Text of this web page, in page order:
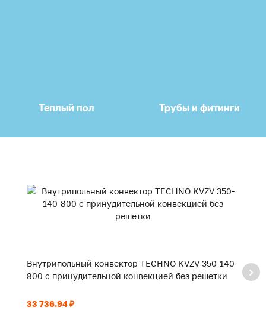
Теплый пол Трубы и фитинги
Внутрипольный конвектор TECHNO KVZV 350-140-
800 с принудительной конвекцией без решетки
33 736.94 ₽